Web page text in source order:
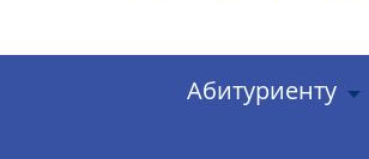
Абитуриенту